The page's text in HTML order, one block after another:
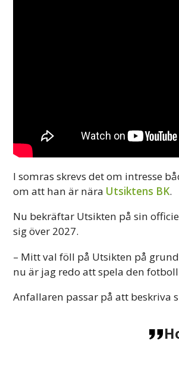
I somras skrevs det om intresse
om att han är nära Utsiktens BK.
Nu bekräftar Utsikten på sin
sig över 2027.
– Mitt val föll på Utsikten på
nu är jag redo att spela den
Anfallaren passar på att beskriva